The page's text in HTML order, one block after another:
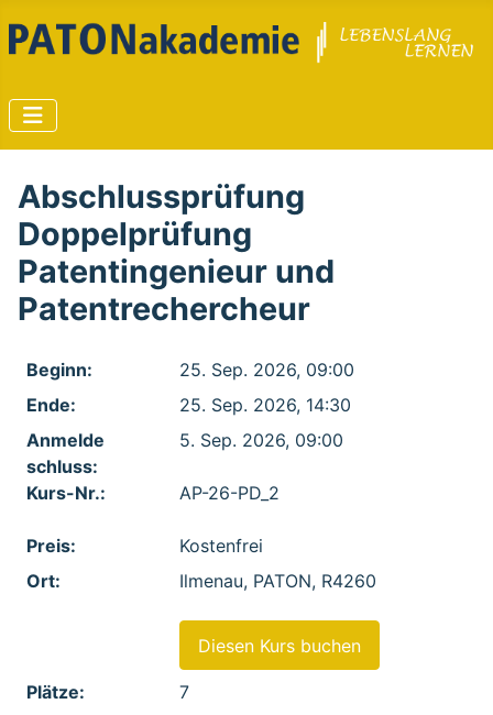
Abschlussprüfung
Doppelprüfung
Patentingenieur und
Patentrechercheur
Beginn:
25. Sep. 2026, 09:00
Ende:
25. Sep. 2026, 14:30
Anmelde​
schluss:
5. Sep. 2026, 09:00
Kurs-Nr.: AP-26-PD_2
Preis:
Kostenfrei
Ort:
Ilmenau, PATON, R4260
Diesen Kurs buchen
Plätze:
7